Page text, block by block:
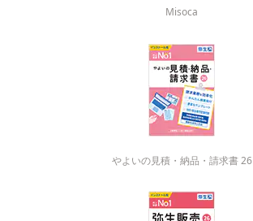
Misoca
やよいの見積・納品・請求書 26